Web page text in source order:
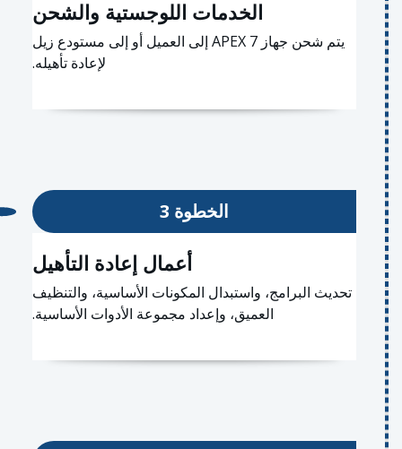
الخدمات اللوجستية والشحن
يتم شحن جهاز APEX 7 إلى العميل أو إلى مستودع زيل
لإعادة تأهيله.
الخطوة 3
أعمال إعادة التأهيل
تحديث البرامج، واستبدال المكونات الأساسية، والتنظيف
العميق، وإعداد مجموعة الأدوات الأساسية.